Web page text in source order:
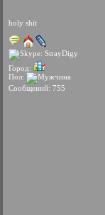
holy shit
Город:
Пол:
Сообщений: 755